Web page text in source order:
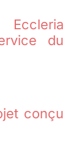
du
conçu